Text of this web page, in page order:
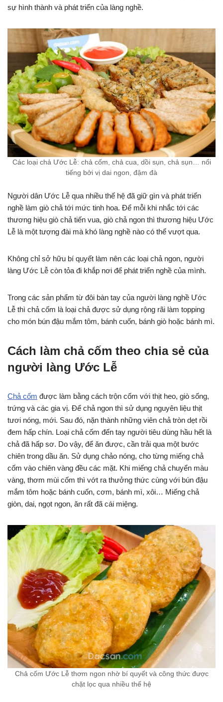
sự hình thành và phát triển của làng nghề.
Các loại chả Ước Lễ: chả cốm, chả cua, dồi sụn, chả sụn… nổi
tiếng bởi vị dai ngon, đậm đà
Người dân Ước Lễ qua nhiều thế hệ đã giữ gìn và phát triển
nghề làm giò chả tới mức tinh hoa. Để mỗi khi nhắc tới các
thương hiệu giò chả tiến vua, giò chả ngon thì thương hiệu Ước
Lễ là một tượng đài mà khó làng nghề nào có thể vượt qua.
Không chỉ sở hữu bí quyết làm nên các loại chả ngon, người
làng Ước Lễ còn tỏa đi khắp nơi để phát triển nghề của mình.
Trong các sản phẩm từ đôi bàn tay của người làng nghề Ước
Lễ thì chả cốm là loại chả được sử dụng rộng rãi làm topping
cho món bún đậu mắm tôm, bánh cuốn, bánh giò hoặc bánh mì.
Cách làm chả cốm theo chia sẻ của
người làng Ước Lễ
Chả cốm được làm bằng cách trộn cốm với thịt heo, giò sống,
trứng và các gia vị. Để chả ngon thì sử dụng nguyên liệu thịt
tươi nóng, mới. Sau đó, nặn thành những viên chả tròn dẹt rồi
đem hấp chín. Loại chả cốm đến tay người tiêu dùng hầu hết là
chả đã hấp sơ. Do vậy, để ăn được, cần trải qua một bước
chiên trong dầu ăn. Sử dụng chảo nóng, cho từng miếng chả
cốm vào chiên vàng đều các mặt. Khi miếng chả chuyển màu
vàng, thơm mùi cốm thì vớt ra thưởng thức cùng với bún đậu
mắm tôm hoặc bánh cuốn, cơm, bánh mì, xôi… Miếng chả
giòn, dai, ngọt ngon, ăn rất đã cái miệng.
Chả cốm Ước Lễ thơm ngon nhờ bí quyết và công thức được
chặt lọc qua nhiều thế hệ